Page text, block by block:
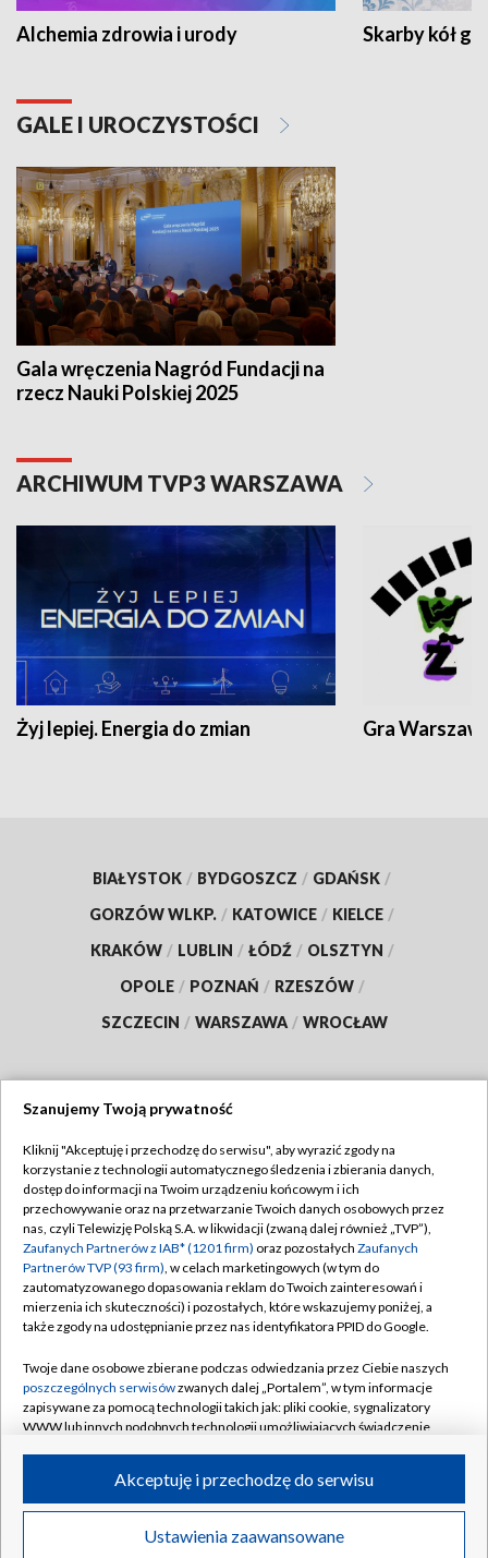
Alchemia zdrowia i urody Skarby kół
GALE I UROCZYSTOŚCI
Gala wręczenia Nagród Fundacji na
rzecz Nauki Polskiej 2025
ARCHIWUM TVP3 WARSZAWA
Żyj lepiej. Energia do zmian Gra
BIAŁYSTOK / BYDGOSZCZ / GDAŃSK /
GORZÓW WLKP. / KATOWICE / KIELCE /
KRAKÓW / LUBLIN / ŁÓDŹ / OLSZTYN /
OPOLE / POZNAŃ / RZESZÓW /
SZCZECIN / WARSZAWA / WROCŁAW
TVP
Abonament TVP
Emisja w TVP
Centrum informacji TVP
Naziemna Telewizja Cyfrowa
Rada Programowa
System NOS
Informacje o nadawcy
Program dla prasy
Regulamin TVP
Polityka prywatności
Moje zgody
Pomoc
Kontakt
Kanały
©2026 Telewizja Polska S.A. w likwidacji
Szanujemy Twoją prywatność
Kliknij "Akceptuję i przechodzę do serwisu", aby wyrazić zgody na
korzystanie z technologii automatycznego śledzenia i zbierania danych,
dostęp do informacji na Twoim urządzeniu końcowym i ich
przechowywanie oraz na przetwarzanie Twoich danych osobowych przez
nas, czyli Telewizję Polską S.A. w likwidacji (zwaną dalej również „TVP”),
Zaufanych Partnerów z IAB* (1201 firm) oraz pozostałych Zaufanych
Partnerów TVP (93 firm), w celach marketingowych (w tym do
zautomatyzowanego dopasowania reklam do Twoich zainteresowań i
mierzenia ich skuteczności) i pozostałych, które wskazujemy poniżej, a
także zgody na udostępnianie przez nas identyfikatora PPID do Google.
Twoje dane osobowe zbierane podczas odwiedzania przez Ciebie naszych
poszczególnych serwisówzwanych dalej „Portalem”, w tym informacje
zapisywane za pomocą technologii takich jak: pliki cookie, sygnalizatory
WWW lub innych podobnych technologii umożliwiających świadczenie
ruchu w Internecie.
Twoje dane osobowe zbierane podczas odwiedzania przez Ciebie
poszczególnych serwisówna Portalu, takie jak adresy IP, identyfikatory
Ustawienia zaawansowane
Akceptuję i przechodzę do serwisu